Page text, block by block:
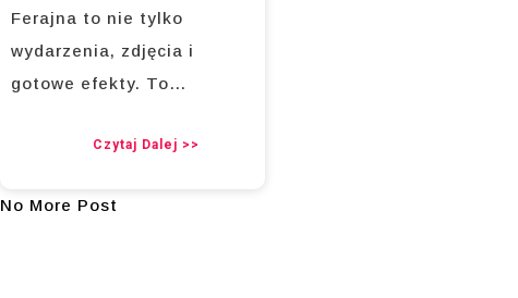
Ferajna to nie tylko
wydarzenia, zdjęcia i
gotowe efekty. To…
Czytaj Dalej >>
No More Post